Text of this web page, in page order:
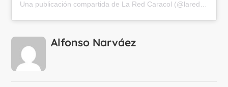
Alfonso Narváez